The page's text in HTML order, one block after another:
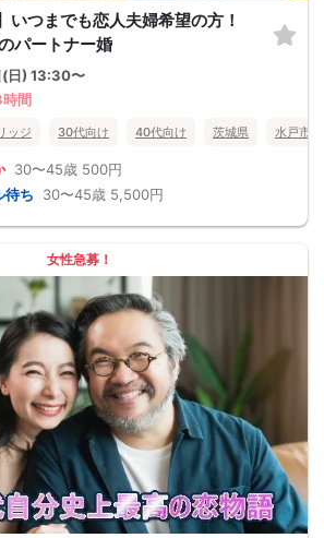
いつまでも恋人夫婦希望の方！
パートナー婚
日) 13:30〜
間
ッジ 30代向け 40代向け 茨城県 水戸市
30〜45歳 500円
待ち 30〜45歳 5,500円
女性急募！